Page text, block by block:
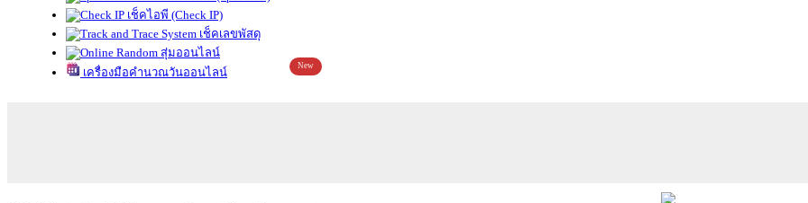
เช็คไอพี (Check IP)
เช็คเลขพัสดุ
สุ่มออนไลน์
เครื่องมือคำนวณวันออนไลน์
New